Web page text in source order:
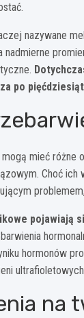
nazywane
nadmierne
po
mieć różne
Choć ich
pojawiają
hormonów
na